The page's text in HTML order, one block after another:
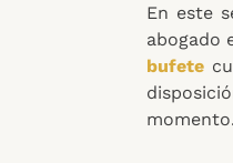
En este
abogado
bufete
momento.